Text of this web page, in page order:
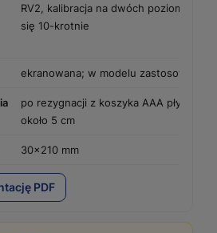
RV2, kalibracja na dwóch poziomach
się 10-krotnie
ekranowana; w modelu zastosowano
po rezygnacji z koszyka AAA płytkę
około 5 cm
30×210 mm
PDF